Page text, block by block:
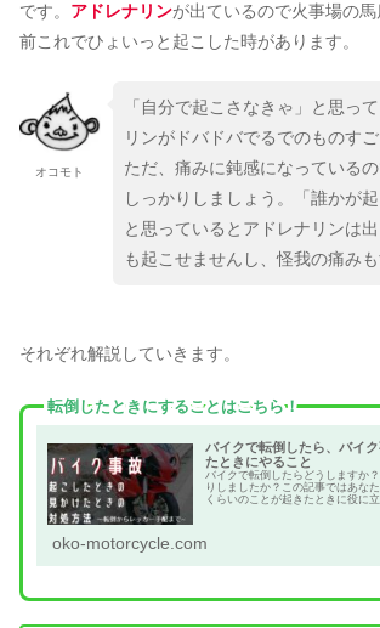
です。 アドレナリンが出ているので火事場の
前これでひょいっと起こした時があります。
オコモト
「自分で起こさなきゃ」と思っ
リンがドバドバでるでのものすご
ただ、痛みに鈍感になっている
しっかりしましょう。「誰かが起
と思っているとアドレナリンは
も起こせませんし、怪我の痛みも
それぞれ解説していきます。
転倒したときにすることはこちら！
バイクで転倒したら、バイ
たときにやること
バイクで転倒したらどうしますか
りしましたか？この記事ではあな
くらいのことが起きたときに役に
oko-motorcycle.com